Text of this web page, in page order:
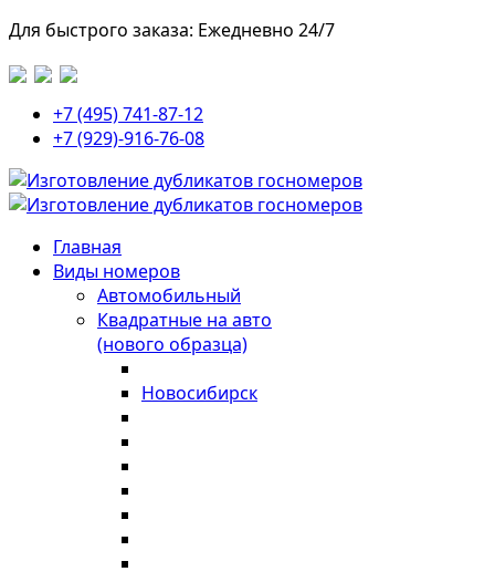
Для быстрого заказа: Ежедневно 24/7
+7 (495) 741-87-12
+7 (929)-916-76-08
Главная
Виды номеров
Автомобильный
Квадратные на авто
(нового образца)
Новосибирск